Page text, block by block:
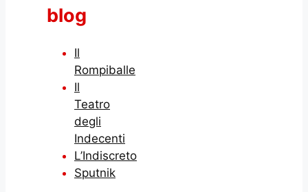
blog
Il
Rompiballe
Il
Teatro
degli
Indecenti
L’Indiscreto
Sputnik